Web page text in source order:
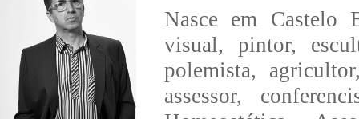
Nasce em Castelo
visual, pintor,
polemista,
assessor,